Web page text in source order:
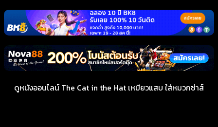
ดูหนังออนไลน์ The Cat in the Hat เหมียวแสบ ใส่หมวกซ่าส์